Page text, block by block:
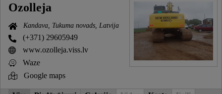
Ozolleja
Kandava, Tukuma novads, Latvija
(+371) 29605949
www.ozolleja.viss.lv
Waze
Google maps